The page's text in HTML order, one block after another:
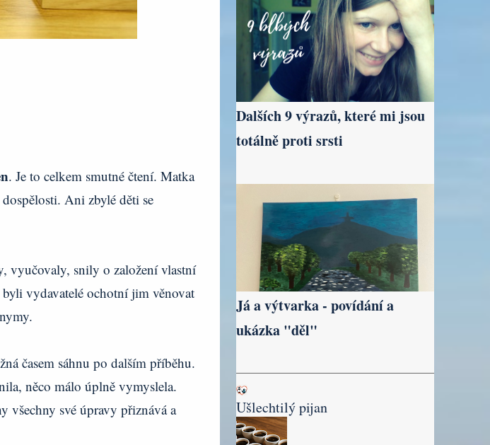
. Je to celkem smutné čtení. Matka
Ani zbylé děti se
vyučovaly, snily o založení vlastní
vydavatelé ochotní jim věnovat
časem sáhnu po dalším příběhu.
něco málo úplně vymyslela.
všechny své úpravy přiznává a
Dalších 9 výrazů, které mi jsou
totálně proti srsti
Já a výtvarka - povídání a
ukázka "děl"
Ušlechtilý pijan